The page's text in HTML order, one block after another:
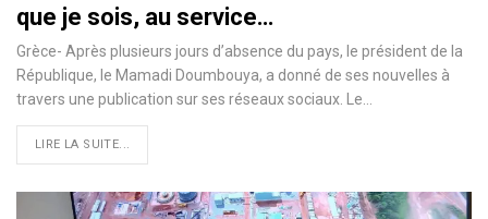
que je sois, au service…
Grèce- Après plusieurs jours d’absence du pays, le président de la
République, le Mamadi Doumbouya, a donné de ses nouvelles à
travers une publication sur ses réseaux sociaux. Le…
LIRE LA SUITE...